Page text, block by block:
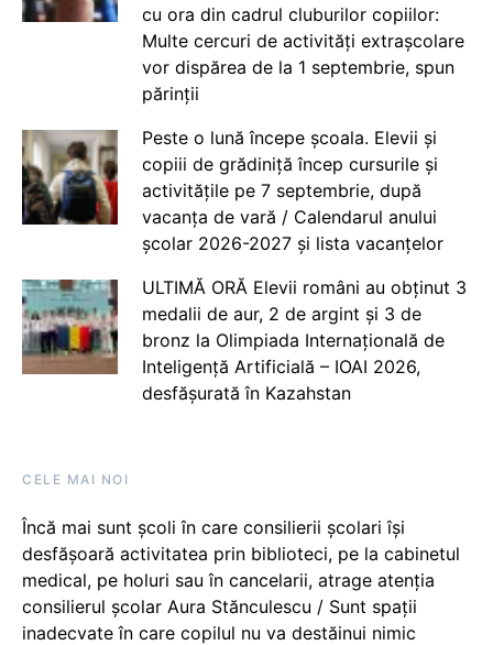
cu ora din cadrul cluburilor copiilor:
Multe cercuri de activități extrașcolare
vor dispărea de la 1 septembrie, spun
părinții
Peste o lună începe școala. Elevii și
copiii de grădiniță încep cursurile și
activitățile pe 7 septembrie, după
vacanța de vară / Calendarul anului
școlar 2026-2027 și lista vacanțelor
ULTIMĂ ORĂ Elevii români au obținut 3
medalii de aur, 2 de argint și 3 de
bronz la Olimpiada Internațională de
Inteligență Artificială – IOAI 2026,
desfășurată în Kazahstan
CELE MAI NOI
Încă mai sunt școli în care consilierii școlari își
desfășoară activitatea prin biblioteci, pe la cabinetul
medical, pe holuri sau în cancelarii, atrage atenția
consilierul școlar Aura Stănculescu / Sunt spații
inadecvate în care copilul nu va destăinui nimic